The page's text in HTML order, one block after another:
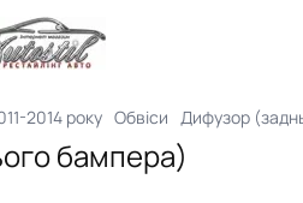
2014 року Обвіси Дифузор
бампера)